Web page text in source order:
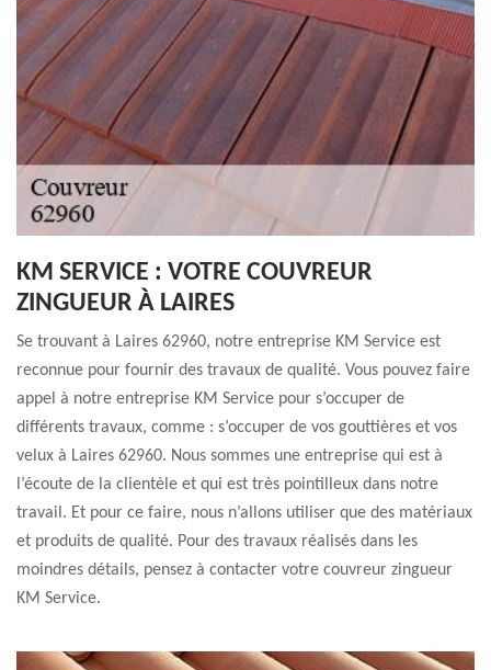
KM SERVICE : VOTRE COUVREUR
ZINGUEUR À LAIRES
Se trouvant à Laires 62960, notre entreprise KM Service est
reconnue pour fournir des travaux de qualité. Vous pouvez faire
appel à notre entreprise KM Service pour s’occuper de
différents travaux, comme : s’occuper de vos gouttières et vos
velux à Laires 62960. Nous sommes une entreprise qui est à
l’écoute de la clientèle et qui est très pointilleux dans notre
travail. Et pour ce faire, nous n’allons utiliser que des matériaux
et produits de qualité. Pour des travaux réalisés dans les
moindres détails, pensez à contacter votre couvreur zingueur
KM Service.